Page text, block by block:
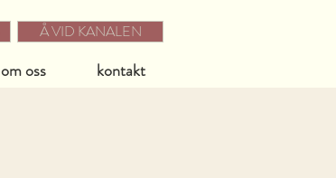
Å VID KANALEN
om oss kontakt